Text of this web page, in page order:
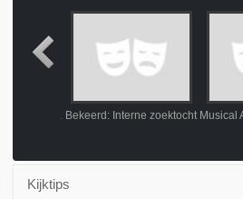
in Kenia Bekeerd: Interne zoektocht
Kijktips